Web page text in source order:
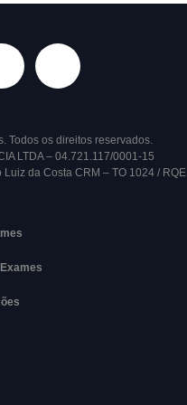
Todos os direitos reservados.
LTDA – 04.721.117/0001-15
Luiz da Costa CRM – TO 1024 / RQE